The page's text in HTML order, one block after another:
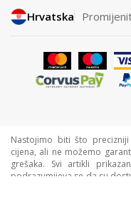
Hrvatska
Nastojimo biti što
cijena, ali ne možemo
grešaka. Svi artikli
podrazumijeva se da su